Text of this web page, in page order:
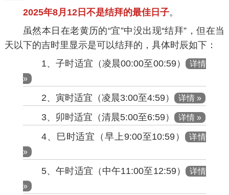
2025年8月12日不是结拜的最佳日子。
虽然本日在老黄历的“宜”中没出现“结拜”，但在当
天以下的吉时里显示是可以结拜的，具体时辰如下：
1、子时适宜（凌晨00:00至00:59）
详情
»
2、寅时适宜（凌晨3:00至4:59） 详情 »
3、卯时适宜（清晨5:00至6:59） 详情 »
4、巳时适宜（早上9:00至10:59） 详情
»
5、午时适宜（中午11:00至12:59）
详情
»